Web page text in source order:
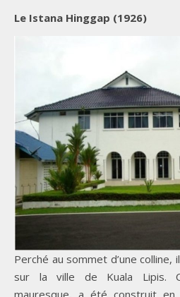
Le Istana Hinggap (1926)
Perché au sommet d’une
sur la ville de Kuala Lipis.